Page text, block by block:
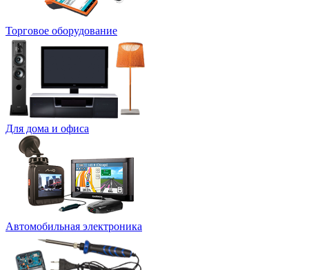
Торговое оборудование
Для дома и офиса
Автомобильная электроника